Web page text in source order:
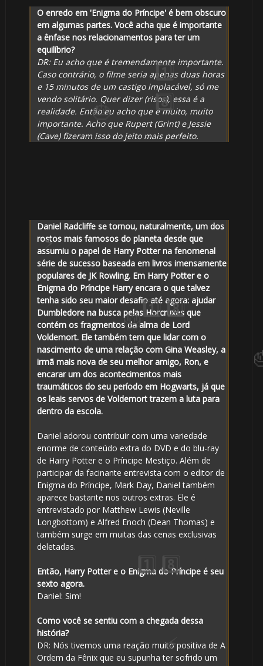
O enredo em 'Enigma do Príncipe' é bem obscuro
em algumas partes. Você acha que é importante
a ênfase nos relacionamentos para ter um
equilíbrio?
DR: Eu acho que é tremendamente importante.
Caso contrário, o filme seria apenas duas horas
e 15 minutos de um castigo implacável, só me
vendo solitário. Quer dizer (risos), essa é a
realidade. Então eu acho que é muito, muito
importante. Acho que Rupert (Grint) e Jessie
(Cave) fizeram isso do jeito mais perfeito.
Daniel Radcliffe se tornou, naturalmente, um dos
rostos mais famosos do planeta desde que
assumiu o papel de Harry Potter na fenomenal
série de sucesso baseada em livros imensamente
populares de JK Rowling. Em Harry Potter e o
Enigma do Príncipe Harry encara o que talvez
tenha sido seu maior desafio até agora: ajudar
Dumbledore na busca pelas Horcruxes que
contém os fragmentos da alma de Lord
Voldemort. Ele também tem que lidar com o
nascimento de uma relação com Gina Weasley, a
irmã mais nova de seu melhor amigo, Ron, e
encarar um dos acontecimentos mais
traumáticos do seu período em Hogwarts, já que
os leais servos de Voldemort trazem a luta para
dentro da escola.
Daniel adorou contribuir com uma variedade
enorme de conteúdo extra do DVD e do blu-ray
de Harry Potter e o Príncipe Mestiço. Além de
participar da facinante entrevista com o editor de
Enigma do Príncipe, Mark Day, Daniel também
aparece bastante nos outros extras. Ele é
entrevistado por Matthew Lewis (Neville
Longbottom) e Alfred Enoch (Dean Thomas) e
também surge em muitas das cenas exclusivas
deletadas.
Então, Harry Potter e o Enigma do Príncipe é seu
sexto agora.
Daniel: Sim!
Como você se sentiu com a chegada dessa
história?
DR: Nós tivemos uma reação muito positiva de A
Ordem da Fênix que eu supunha ter sofrido um
🎈
1️⃣ 8️⃣
🎈